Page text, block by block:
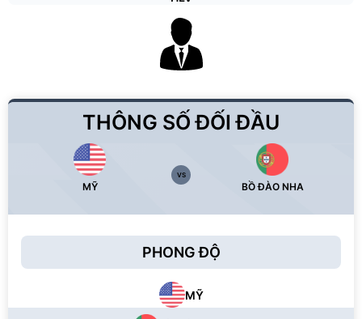
THÔNG SỐ ĐỐI ĐẦU
MỸ
VS
BỒ ĐÀO NHA
PHONG ĐỘ
MỸ